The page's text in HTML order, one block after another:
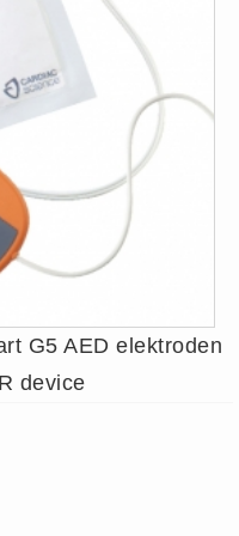
G5 AED elektroden
device